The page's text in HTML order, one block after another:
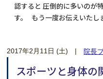
認すると 圧倒的に多いのが
す。 もう一度お伝えいたし
2017年2月11日 (土) 院長
スポーツと身体